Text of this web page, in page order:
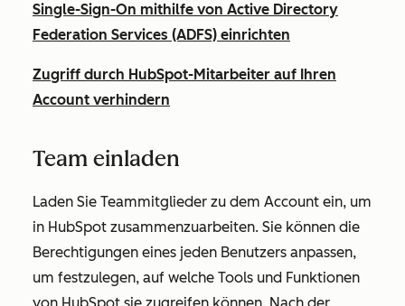
Single-Sign-On mithilfe von Active Directory
Federation Services (ADFS) einrichten
Zugriff durch HubSpot-Mitarbeiter auf Ihren
Account verhindern
Team einladen
Laden Sie Teammitglieder zu dem Account ein, um
in HubSpot zusammenzuarbeiten. Sie können die
Berechtigungen eines jeden Benutzers anpassen,
um festzulegen, auf welche Tools und Funktionen